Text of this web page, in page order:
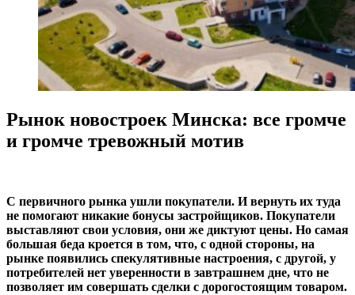
Рынок новостроек Минска: все громче
и громче тревожный мотив
С первичного рынка ушли покупатели. И вернуть их туда
не помогают никакие бонусы застройщиков. Покупатели
выставляют свои условия, они же диктуют цены. Но самая
большая беда кроется в том, что, с одной стороны, на
рынке появились спекулятивные настроения, с другой, у
потребителей нет уверенности в завтрашнем дне, что не
позволяет им совершать сделки с дорогостоящим товаром.